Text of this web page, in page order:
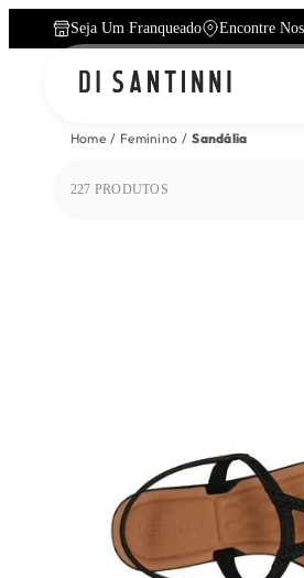
Seja Um Franqueado Encontre
Home Feminino Sandália
227 PRODUTOS